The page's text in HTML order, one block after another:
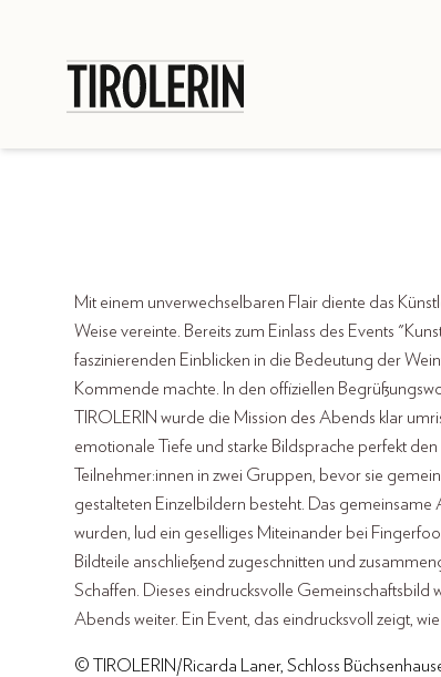
Mit einem unverwechselbaren Flair diente das
Weise vereinte. Bereits zum Einlass des Events
faszinierenden Einblicken in die Bedeutung der
Kommende machte. In den offiziellen
TIROLERIN wurde die Mission des Abends klar
emotionale Tiefe und starke Bildsprache perfekt
Teilnehmer:innen in zwei Gruppen, bevor sie
gestalteten Einzelbildern besteht. Das
wurden, lud ein geselliges Miteinander bei
Bildteile anschließend zugeschnitten und
Schaffen. Dieses eindrucksvolle
Abends weiter. Ein Event, das eindrucksvoll zeigt,
© TIROLERIN/Ricarda Laner, Schloss